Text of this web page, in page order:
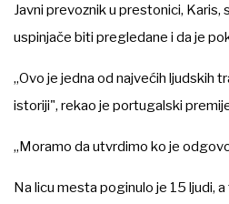
Javni prevoznik u prestonici, Karis,
uspinjače biti pregledane i da je
„Ovo je jedna od najvećih ljudskih
istoriji", rekao je portugalski
„Moramo da utvrdimo ko je
Na licu mesta poginulo je 15 ljudi,